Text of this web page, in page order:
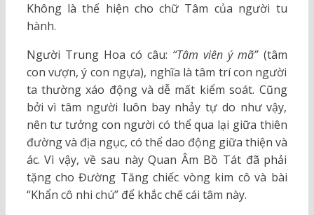
Không là thể hiện cho chữ Tâm của người tu
hành.
Người Trung Hoa có câu: “Tâm viên ý mã” (tâm
con vượn, ý con ngựa), nghĩa là tâm trí con người
ta thường xáo động và dễ mất kiểm soát. Cũng
bởi vì tâm người luôn bay nhảy tự do như vậy,
nên tư tưởng con người có thể qua lại giữa thiên
đường và địa ngục, có thể dao động giữa thiện và
ác. Vì vậy, về sau này Quan Âm Bồ Tát đã phải
tặng cho Đường Tăng chiếc vòng kim cô và bài
“Khẩn cô nhi chú” để khắc chế cái tâm này.